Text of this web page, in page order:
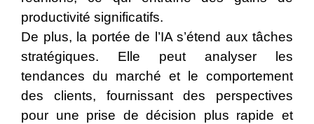
productivité significatifs.
De plus, la portée de l’IA s’étend aux tâches
stratégiques. Elle peut analyser les
tendances du marché et le comportement
des clients, fournissant des perspectives
pour une prise de décision plus rapide et